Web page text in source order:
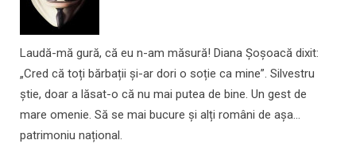
Laudă-mă gură, că eu n-am măsură! Diana Șoșoacă dixit:
„Cred că toți bărbații și-ar dori o soție ca mine”. Silvestru
știe, doar a lăsat-o că nu mai putea de bine. Un gest de
mare omenie. Să se mai bucure și alți români de așa...
patrimoniu național.